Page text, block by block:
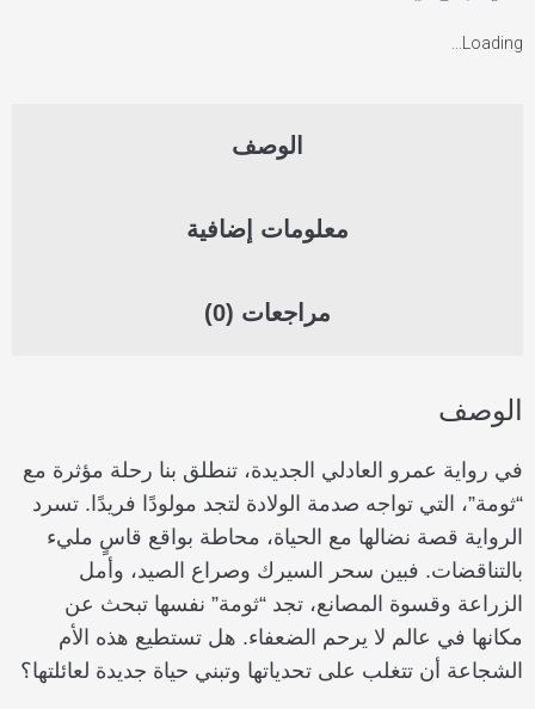
Loading...
الوصف
معلومات إضافية
مراجعات (0)
الوصف
في رواية عمرو العادلي الجديدة، تنطلق بنا رحلة مؤثرة مع
“ثومة”، التي تواجه صدمة الولادة لتجد مولودًا فريدًا. تسرد
الرواية قصة نضالها مع الحياة، محاطة بواقع قاسٍ مليء
بالتناقضات. فبين سحر السيرك وصراع الصيد، وأمل
الزراعة وقسوة المصانع، تجد “ثومة” نفسها تبحث عن
مكانها في عالم لا يرحم الضعفاء. هل تستطيع هذه الأم
الشجاعة أن تتغلب على تحدياتها وتبني حياة جديدة لعائلتها؟